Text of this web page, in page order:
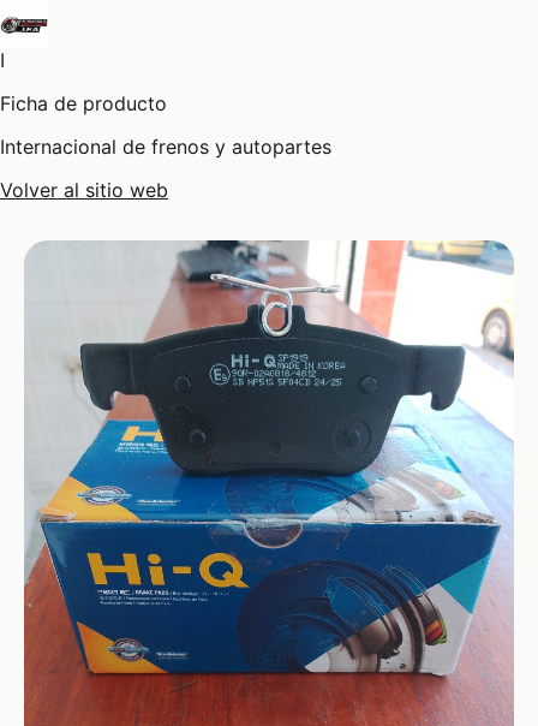
I
Ficha de producto
Internacional de frenos y autopartes
Volver al sitio web